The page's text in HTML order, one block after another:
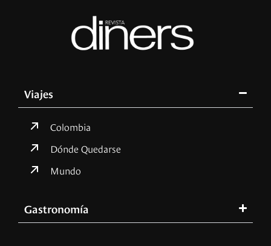
Viajes
Colombia
Dónde Quedarse
Mundo
Gastronomía